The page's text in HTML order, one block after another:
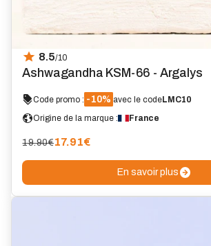
8.5/10
Ashwagandha KSM-66 - Argalys
Code promo : -10% avec le codeLMC10
Origine de la marque :
France
19.90€17.91€
En savoir plus